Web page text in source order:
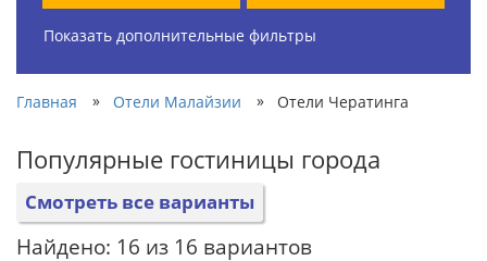
Показать дополнительные фильтры
Главная » Отели Малайзии » Отели Чератинга
Популярные гостиницы города
Смотреть все варианты
Найдено: 16 из 16 вариантов